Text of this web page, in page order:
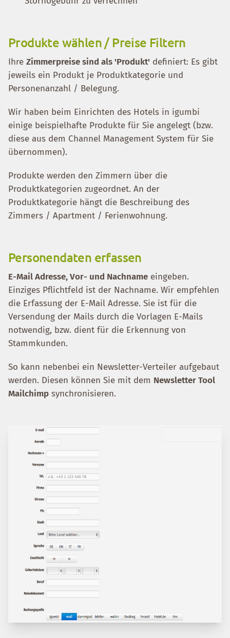
Produkte wählen / Preise Filtern
Ihre Zimmerpreise sind als 'Produkt' definiert: Es gibt
jeweils ein Produkt je Produktkategorie und
Personenanzahl / Belegung.
Wir haben beim Einrichten des Hotels in igumbi
einige beispielhafte Produkte für Sie angelegt (bzw.
diese aus dem Channel Management System für Sie
übernommen).
Produkte werden den Zimmern über die
Produktkategorien zugeordnet. An der
Produktkategorie hängt die Beschreibung des
Zimmers / Apartment / Ferienwohnung.
Personendaten erfassen
E-Mail Adresse, Vor- und Nachname eingeben.
Einziges Pflichtfeld ist der Nachname. Wir empfehlen
die Erfassung der E-Mail Adresse. Sie ist für die
Versendung der Mails durch die Vorlagen E-Mails
notwendig, bzw. dient für die Erkennung von
Stammkunden.
So kann nebenbei ein Newsletter-Verteiler aufgebaut
werden. Diesen können Sie mit dem Newsletter Tool
Mailchimp synchronisieren.